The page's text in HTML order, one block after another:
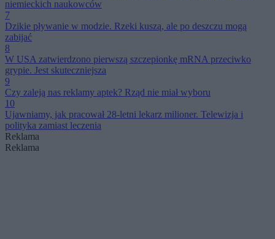
niemieckich naukowców
7
Dzikie pływanie w modzie. Rzeki kuszą, ale po deszczu mogą
zabijać
8
W USA zatwierdzono pierwszą szczepionkę mRNA przeciwko
grypie. Jest skuteczniejsza
9
Czy zaleją nas reklamy aptek? Rząd nie miał wyboru
10
Ujawniamy, jak pracował 28-letni lekarz milioner. Telewizja i
polityka zamiast leczenia
Reklama
Reklama